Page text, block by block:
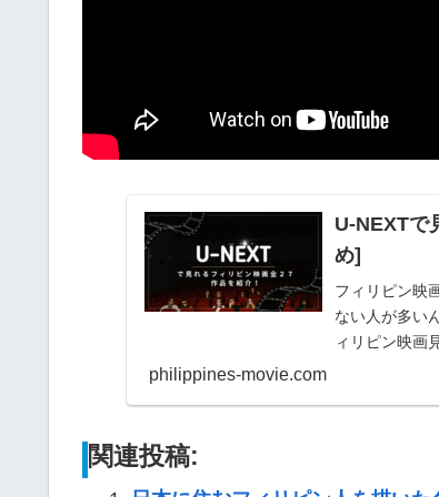
U-NEXTで
め]
フィリピン映
ない人が多い
ィリピン映画
philippines-movie.com
関連投稿: